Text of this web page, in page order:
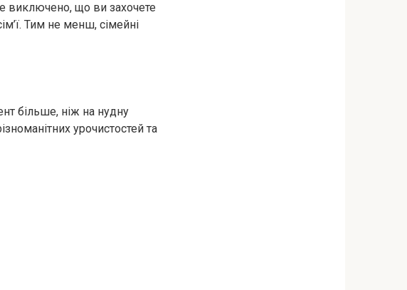
виключено, що ви захочете
Тим не менш, сімейні
більше, ніж на нудну
урочистостей та